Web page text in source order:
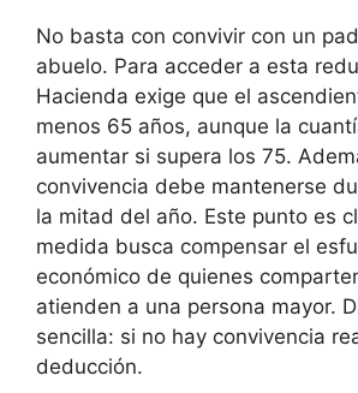
No basta con convivir con un
abuelo. Para acceder a esta
Hacienda exige que el
menos 65 años, aunque la
aumentar si supera los 75.
convivencia debe mantenerse
la mitad del año. Este punto es
medida busca compensar el
económico de quienes
atienden a una persona mayor.
sencilla: si no hay convivencia
deducción.